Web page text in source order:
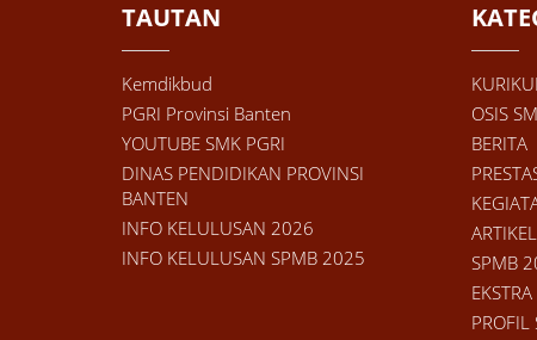
TAUTAN
Kemdikbud
PGRI Provinsi Banten
YOUTUBE SMK PGRI
DINAS PENDIDIKAN PROVINSI
BANTEN
INFO KELULUSAN 2026
INFO KELULUSAN SPMB 2025
OSIS
BERITA
ARTIKEL
SPMB
PROFIL